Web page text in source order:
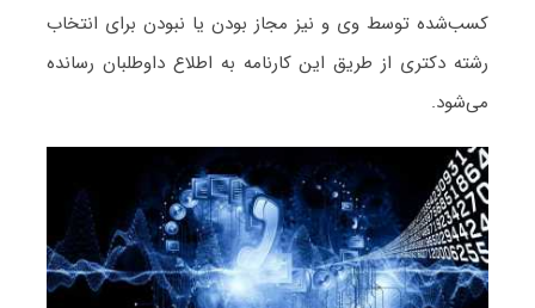
کسب‌شده توسط وی و نیز مجاز بودن یا نبودن برای انتخاب
رشته دکتری از طریق این کارنامه به اطلاع داوطلبان رسانده
می‌شود.